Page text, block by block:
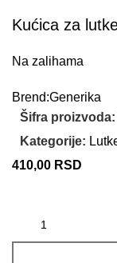
Kućica za
Na zalihama
Brend:Generika
Šifra proizvoda:
Kategorije:
410,00 RSD